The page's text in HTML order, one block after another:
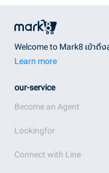
Welcome to Mark8 เข้าถึ
Learn more
our-service
Become an Agent
Lookingfor
Connect with Line